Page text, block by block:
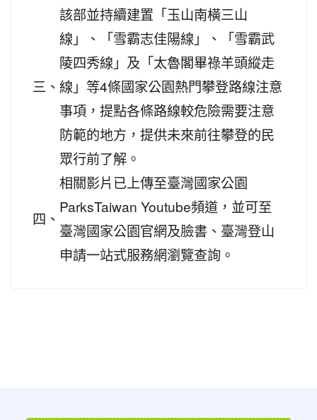
三、
該部並持續建置「玉山南橫三山
線」、「雪霸志佳陽線」、「雪霸武
陵四秀線」及「太魯閣畢祿羊頭縱走
線」等4條國家公園熱門攀登路線注意
事項，提點各條路線較危險需要注意
防範的地方，提供未來前往攀登的民
眾行前了解。
四、
相關影片已上傳至臺灣國家公園
ParksTaiwan Youtube頻道，並可至
臺灣國家公園官網及臉書、臺灣登山
申請一站式服務網瀏覽查詢。